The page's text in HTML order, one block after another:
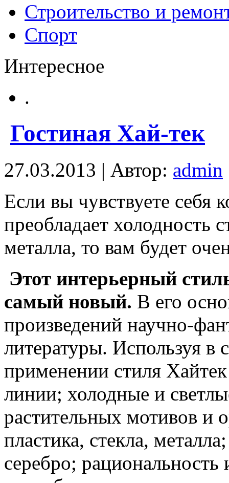
Строительство и
Спорт
Интересное
.
Гостиная Хай-тек
27.03.2013 | Автор: admin
Если вы чувствуете себя
преобладает холодность
металла, то вам будет
Этот интерьерный
самый новый. В его
произведений научно-
литературы. Используя в
применении стиля
линии; холодные и
растительных мотивов и
пластика, стекла,
серебро;